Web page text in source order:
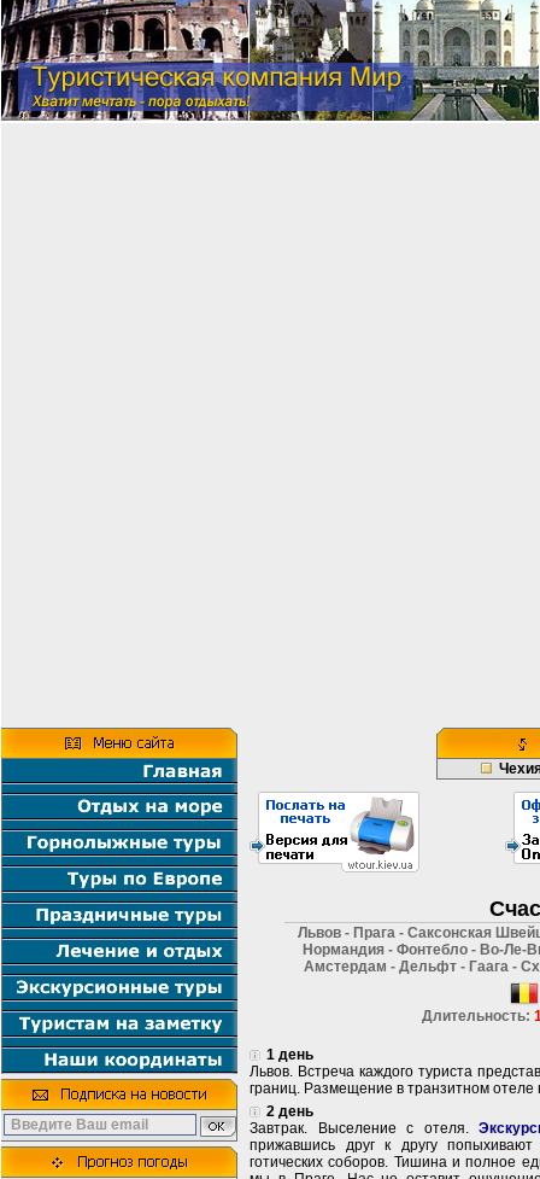
Львов - Прага - Саксонская
Нормандия - Фонтебло - Во-Ле-
Амстердам - Дельфт - Гаага -
Длительность:
1 день
Львов. Встреча каждого туриста
границ. Размещение в транзитном отеле
2 день
Завтрак. Выселение с отеля.
прижавшись друг к другу
готических соборов. Тишина и полное